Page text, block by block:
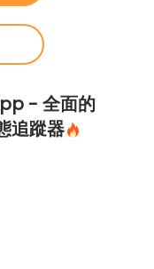
- 全面的
追蹤器